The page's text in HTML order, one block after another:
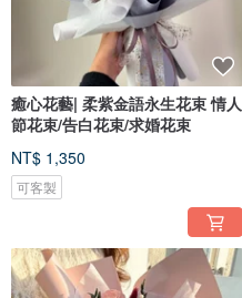
癒心花藝| 柔紫金語永生花束 情人
節花束/告白花束/求婚花束
NT$ 1,350
可客製